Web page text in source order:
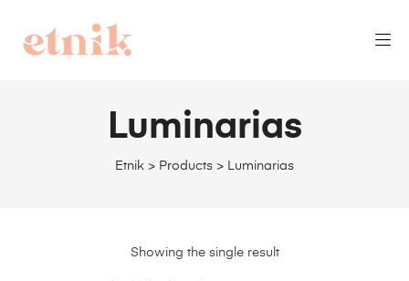
Etnik > Products > Luminarias
Luminarias
Showing the single result